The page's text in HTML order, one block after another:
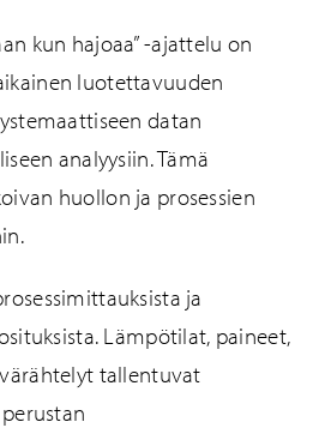
kun hajoaa” -ajattelu on
luotettavuuden
datan
analyysiin. Tämä
huollon ja prosessien
ja
Lämpötilat, paineet,
tallentuvat